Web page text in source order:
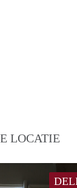
LOCATIE